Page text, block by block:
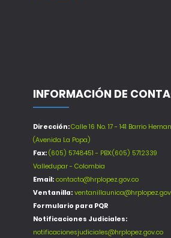
INFORMACIÓN DE
Dirección:Calle 16 No. 17 - 141 Barrio
(Avenida La Popa)
Fax: (605) 5748451 - PBX:(605) 5712339
Valledupar - Colombia
Email: contacto@hrplopez.gov.co
Ventanilla:
Formulario para PQR
Notificaciones Judiciales:
notificacionesjudiciales@hrplopez.gov.co